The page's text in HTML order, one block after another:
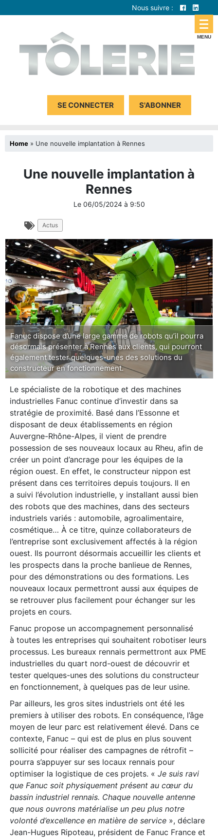
Nous suivre :
SE CONNECTER S'ABONNER
Home » Une nouvelle implantation à Rennes
Une nouvelle implantation à
Rennes
Le06/05/2024 à 9:50
Actus
Fanuc dispose d’une large gamme de robots qu’il pourra
désormais présenter à Rennes aux clients, qui pourront
également tester quelques-unes des solutions du
constructeur en fonctionnement.
Le spécialiste de la robotique et des machines
industrielles Fanuc continue d’investir dans sa
stratégie de proximité. Basé dans l’Essonne et
disposant de deux établissements en région
Auvergne-Rhône-Alpes, il vient de prendre
possession de ses nouveaux locaux au Rheu, afin de
créer un point d’ancrage pour les équipes de la
région ouest. En effet, le constructeur nippon est
présent dans ces territoires depuis toujours. Il en
a suivi l’évolution industrielle, y installant aussi bien
des robots que des machines, dans des secteurs
industriels variés : automobile, agroalimentaire,
cosmétique… À ce titre, quinze collaborateurs de
l’entreprise sont exclusivement affectés à la région
ouest. Ils pourront désormais accueillir les clients et
les prospects dans la proche banlieue de Rennes,
pour des démonstrations ou des formations. Les
nouveaux locaux permettront aussi aux équipes de
se retrouver plus facilement pour échanger sur les
projets en cours.
Fanuc propose un accompagnement personnalisé
à toutes les entreprises qui souhaitent robotiser leurs
processus. Les bureaux rennais permettront aux PME
industrielles du quart nord-ouest de découvrir et
tester quelques-unes des solutions du constructeur
en fonctionnement, à quelques pas de leur usine.
Par ailleurs, les gros sites industriels ont été les
premiers à utiliser des robots. En conséquence, l’âge
moyen de leur parc est relativement élevé. Dans ce
contexte, Fanuc – qui est de plus en plus souvent
sollicité pour réaliser des campagnes de rétrofit –
pourra s’appuyer sur ses locaux rennais pour
optimiser la logistique de ces projets. « Je suis ravi
que Fanuc soit physiquement présent au cœur du
bassin industriel rennais. Chaque nouvelle antenne
que nous ouvrons matérialise un peu plus notre
volonté d’excellence en matière de service », déclare
Jean-Hugues Ripoteau, président de Fanuc France et